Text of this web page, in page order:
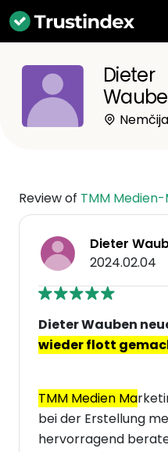
Dieter
Nemčija
Review of TMM
Dieter
2024.02.04
Dieter Wauben
wieder flott
TMM Medien Ma
bei der Erstellung
hervorragend